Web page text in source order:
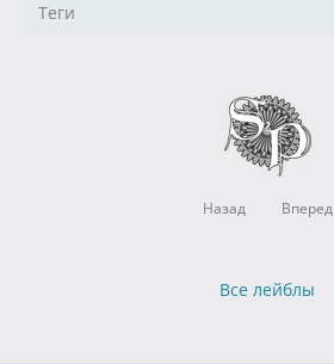
Теги
Назад Вперед
Все лейблы